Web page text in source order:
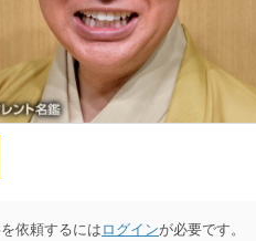
依頼するには ログインが必要です。